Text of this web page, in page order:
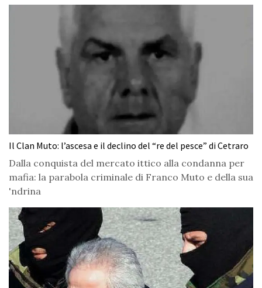
Il Clan Muto: l’ascesa e il declino del “re del pesce” di Cetraro
Dalla conquista del mercato ittico alla condanna per
mafia: la parabola criminale di Franco Muto e della sua
'ndrina